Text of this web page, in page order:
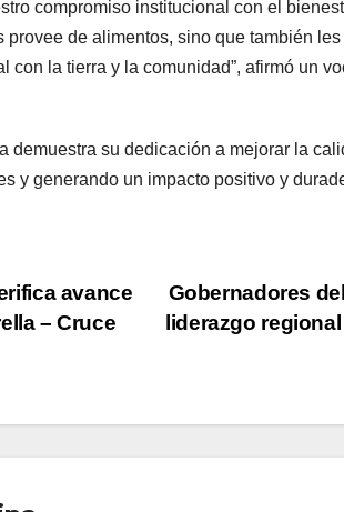
compromiso institucional con el
de alimentos, sino que también
la tierra y la comunidad”, afirmó un
demuestra su dedicación a mejorar la
y generando un impacto positivo y
Gobernadores
liderazgo
avance
– Cruce